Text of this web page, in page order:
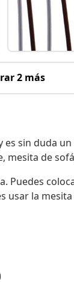
2 más
es sin duda
mesita de
Puedes
la